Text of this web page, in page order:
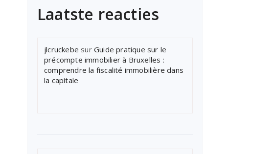
Laatste reacties
jlcruckebe sur Guide pratique sur le
précompte immobilier à Bruxelles :
comprendre la fiscalité immobilière dans
la capitale